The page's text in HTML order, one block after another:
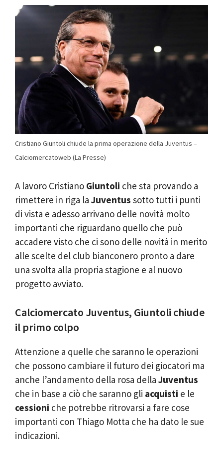
Cristiano Giuntoli chiude la prima operazione della Juventus –
Calciomercatoweb (La Presse)
A lavoro Cristiano Giuntoli che sta provando a
rimettere in riga la Juventus sotto tutti i punti
di vista e adesso arrivano delle novità molto
importanti che riguardano quello che può
accadere visto che ci sono delle novità in merito
alle scelte del club bianconero pronto a dare
una svolta alla propria stagione e al nuovo
progetto avviato.
Calciomercato Juventus, Giuntoli chiude
il primo colpo
Attenzione a quelle che saranno le operazioni
che possono cambiare il futuro dei giocatori ma
anche l’andamento della rosa della Juventus
che in base a ciò che saranno gli acquisti e le
cessioni che potrebbe ritrovarsi a fare cose
importanti con Thiago Motta che ha dato le sue
indicazioni.